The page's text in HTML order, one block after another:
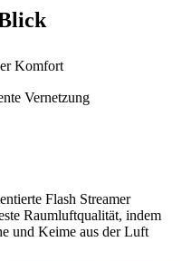
Komfort
Vernetzung
Flash Streamer
Raumluftqualität, indem
und Keime aus der Luft